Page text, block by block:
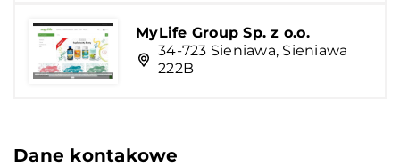
MyLife Group Sp. z o.o.
34-723 Sieniawa, Sieniawa
222B
Dane kontakowe